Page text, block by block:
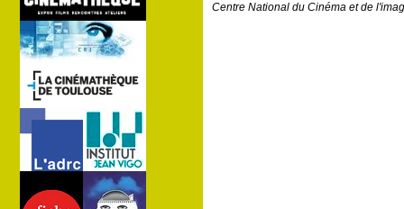
Centre National du Cinéma et de